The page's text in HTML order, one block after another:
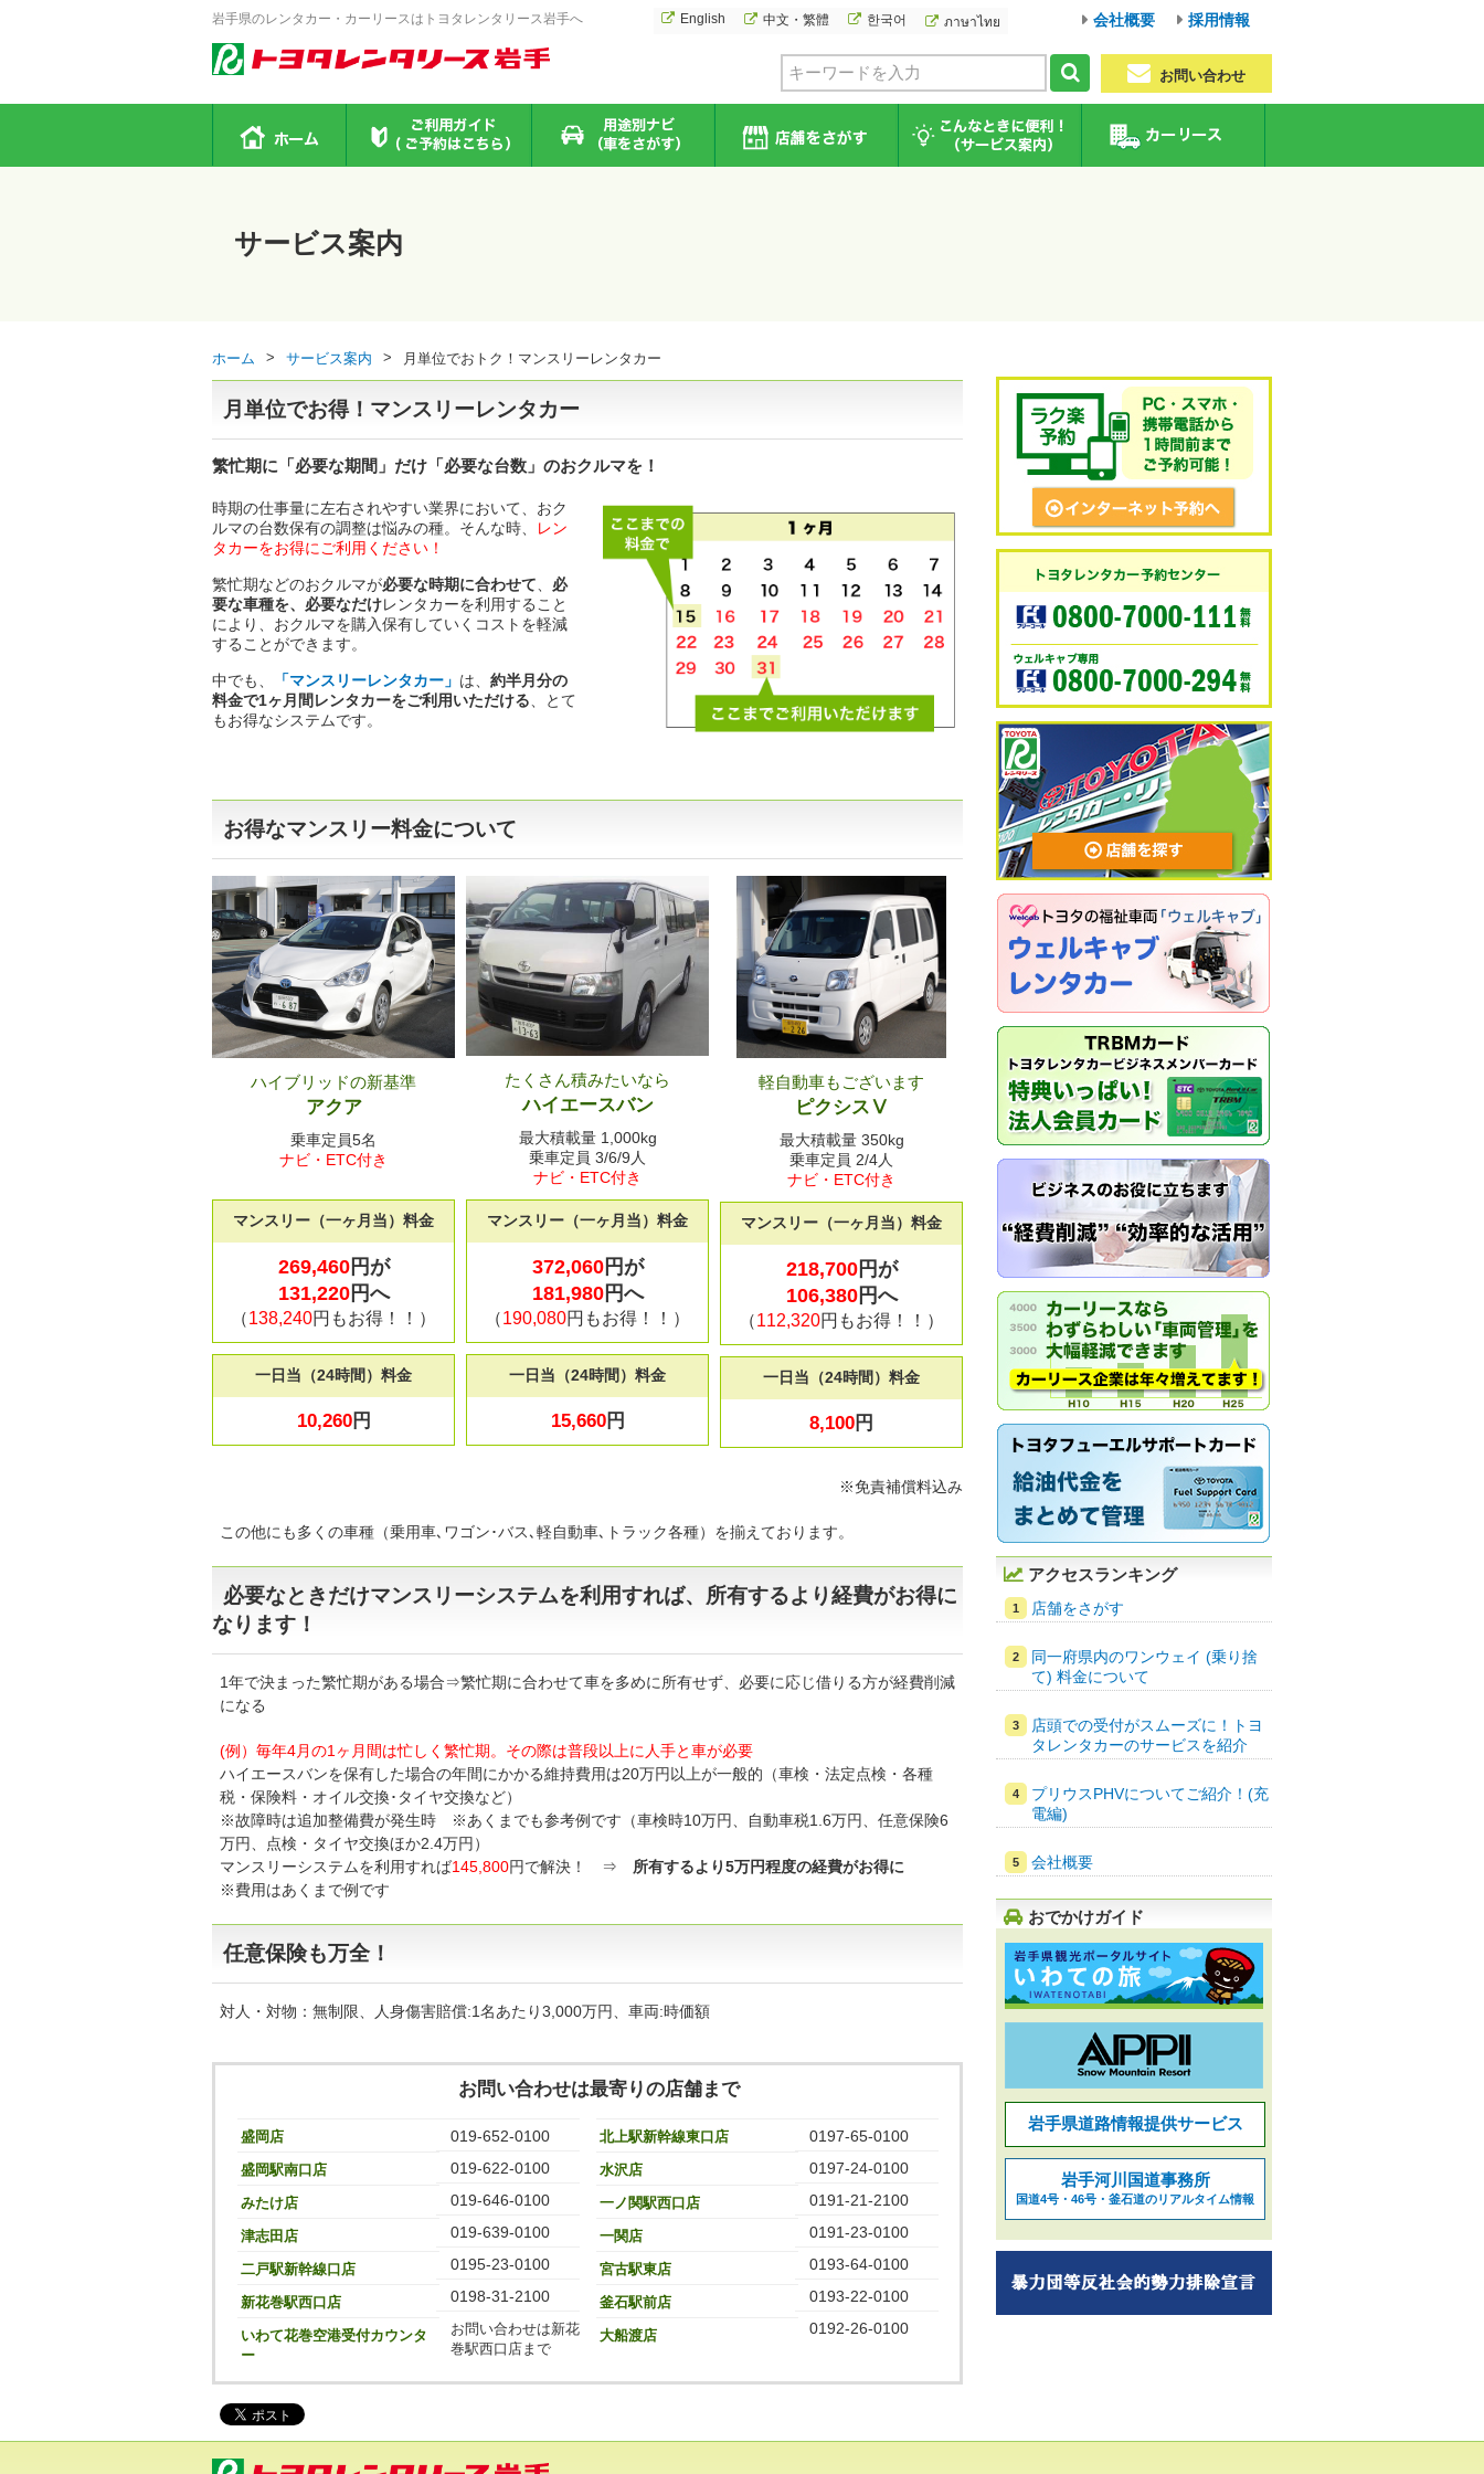
岩手県のレンタカー・カーリースはトヨタレンタリース岩手へ English 中文・繁體 한국어 ภาษาไทย 会社概要 採用情報
お問い合わせ
サービス案内
ホーム > サービス案内 > 月単位でおトク！マンスリーレンタカー
月単位でお得！マンスリーレンタカー
繁忙期に「必要な期間」だけ「必要な台数」のおクルマを！
時期の仕事量に左右されやすい業界において、おク
ルマの台数保有の調整は悩みの種。そんな時、
レン
タカーをお得にご利用ください！
繁忙期などのおクルマが必要な時期に合わせて
必
要な車種を、必要なだけレンタカーを利用すること
により、おクルマを購入保有していくコストを軽減
することができます。
中でも、 「マンスリーレンタカー」 は、 約半月分の
料金で1ヶ月間レンタカーをご利用いただける 、とて
もお得なシステムです。
お得なマンスリー料金について
ハイブリッドの新基準
アクア
乗車定員5名
ナビ・ETC付き
マンスリー（一ヶ月当）料金
269,460円が
131,220円へ
（138,240円もお得！！）
一日当（24時間）料金
10,260円
たくさん積みたいなら
ハイエースバン
最大積載量 1,000kg
乗車定員 3/6/9人
ナビ・ETC付き
マンスリー（一ヶ月当）料金
372,060円が
181,980円へ
（190,080円もお得！！）
一日当（24時間）料金
15,660円
軽自動車もございます
ピクシスⅤ
最大積載量 350kg
乗車定員 2/4人
ナビ・ETC付き
マンスリー（一ヶ月当）料金
218,700円が
106,380円へ
（112,320円もお得！！）
一日当（24時間）料金
8,100円
※免責補償料込み
この他にも多くの車種（乗用車､ワゴン･バス､軽自動車､トラック各種）を揃えております。
必要なときだけマンスリーシステムを利用すれば、所有するより経費がお得に
なります！
1年で決まった繁忙期がある場合⇒繁忙期に合わせて車を多めに所有せず、必要に応じ借りる方が経費削減
になる
(例）毎年4月の1ヶ月間は忙しく繁忙期。その際は普段以上に人手と車が必要
ハイエースバンを保有した場合の年間にかかる維持費用は20万円以上が一般的（車検・法定点検・各種
税・保険料・オイル交換･タイヤ交換など）
※故障時は追加整備費が発生時 ※あくまでも参考例です（車検時10万円、自動車税1.6万円、任意保険6
万円、点検・タイヤ交換ほか2.4万円）
マンスリーシステムを利用すれば145,800円で解決！ ⇒ 所有するより5万円程度の経費がお得に
※費用はあくまで例です
任意保険も万全！
対人・対物：無制限、人身傷害賠償:1名あたり3,000万円、車両:時価額
お問い合わせは最寄りの店舗まで
盛岡店 019-652-0100
盛岡駅南口店 019-622-0100
みたけ店 019-646-0100
津志田店 019-639-0100
二戸駅新幹線口店 0195-23-0100
新花巻駅西口店 0198-31-2100
いわて花巻空港受付カウンタ
ー
お問い合わせは新花
巻駅西口店まで
北上駅新幹線東口店 0197-65-0100
水沢店 0197-24-0100
一ノ関駅西口店 0191-21-2100
一関店 0191-23-0100
宮古駅東店 0193-64-0100
釜石駅前店 0193-22-0100
大船渡店 0192-26-0100
アクセスランキング
店舗をさがす
同一府県内のワンウェイ (乗り捨
て) 料金について
店頭での受付がスムーズに！トヨ
タレンタカーのサービスを紹介
プリウスPHVについてご紹介！(充
電編)
会社概要
おでかけガイド
岩手県道路情報提供サービス
岩手河川国道事務所
国道4号・46号・釜石道のリアルタイム情報